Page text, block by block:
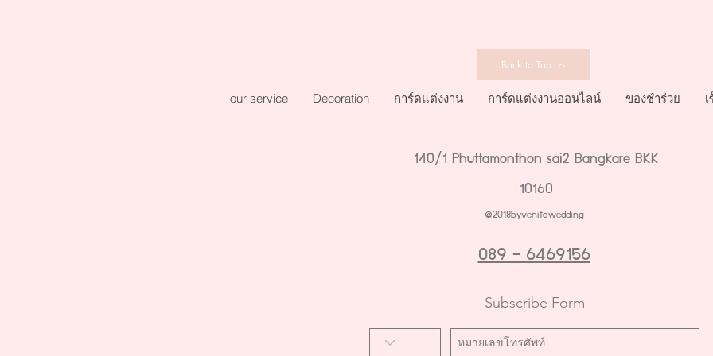
Back to Top
our service Decoration การ์ดแต่งงาน การ์ดแต่งงานออนไลน์ ของชำร่วย
140/1 Phuttamonthon sai2 Bangkare BKK
10160
@2018byvenitawedding
089 - 6469156
Subscribe Form